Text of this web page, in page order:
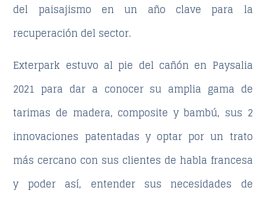
del paisajismo en un año clave para la
recuperación del sector.
Exterpark estuvo al pie del cañón en Paysalia
2021 para dar a conocer su amplia gama de
tarimas de madera, composite y bambú, sus 2
innovaciones patentadas y optar por un trato
más cercano con sus clientes de habla francesa
y poder así, entender sus necesidades de